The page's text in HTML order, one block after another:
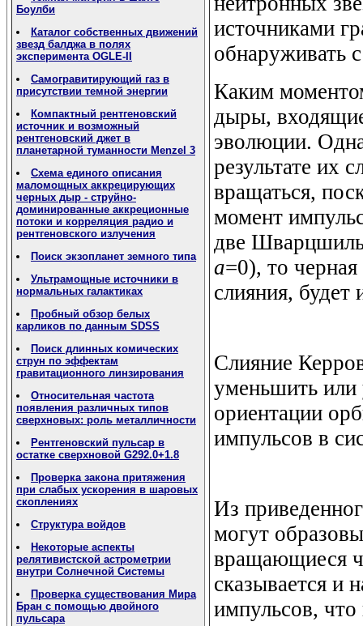
Боулби
Каталог собственных движений
звезд балджа в полях
эксперимента OGLE-II
Самогравитирующий газ в
присутствии темной энергии
Компактный рентгеновский
источник и возможный
рентгеновский джет в
планетарной туманности Menzel 3
Схема единого описания
маломощных аккрецирующих
черных дыр - струйно-
доминированные аккреционные
потоки и корреляция радио и
рентгеновского излучения
Поиск экзопланет земного типа
Ультрамощные источники в
нормальных галактиках
Пробный обзор белых
карликов по данным SDSS
Поиск длинных комических
струн по эффектам
гравитационного линзирования
Относительная частота
появления различных типов
сверхновых: роль металличности
Рентгеновский пульсар в
остатке сверхновой G292.0+1.8
Проверка закона притяжения
при слабых ускорения в шаровых
скоплениях
Структура войдов
Некоторые аспекты
релятивистской астрометрии
внутри Солнечной Системы
Проверка существования Мира
Бран с помощью двойного
пульсара
источниками
обнаруживать
Каким
дыры,
эволюции.
результате их
вращаться,
момент
две
a=0), то
слияния,
Слияние
уменьшить или
ориентации
импульсов в
Из
могут
вращающиеся
сказывается и
импульсов,